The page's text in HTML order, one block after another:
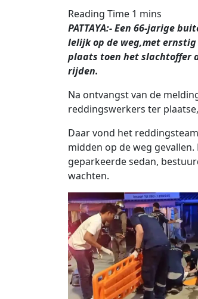
PATTAYA:- Een 66-jarige
lelijk op de weg,met
plaats toen het slachtoffer
rijden.
Na ontvangst van de
reddingswerkers ter
Daar vond het
midden op de weg
geparkeerde sedan,
wachten.